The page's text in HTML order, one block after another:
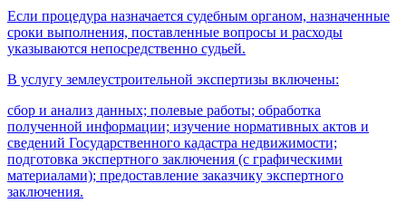
Если процедура назначается судебным органом, назначенные
сроки выполнения, поставленные вопросы и расходы
указываются непосредственно судьей.
В услугу землеустроительной экспертизы включены:
сбор и анализ данных; полевые работы; обработка
полученной информации; изучение нормативных актов и
сведений Государственного кадастра недвижимости;
подготовка экспертного заключения (с графическими
материалами); предоставление заказчику экспертного
заключения.